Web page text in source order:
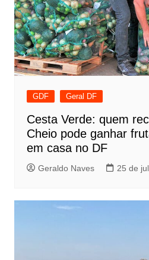
GDF Geral DF
Cesta Verde: quem
Cheio pode ganhar
em casa no DF
Geraldo Naves 25 de